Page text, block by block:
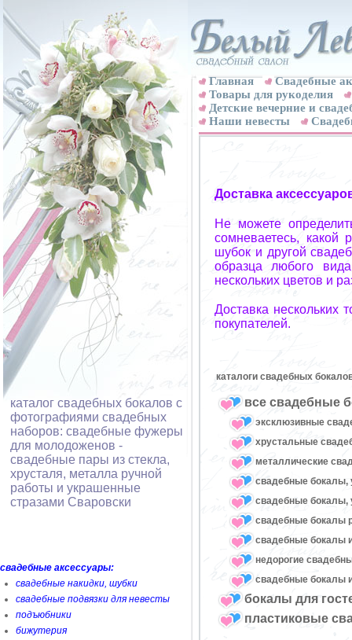
каталог свадебных бокалов с
фотографиями свадебных
наборов: свадебные фужеры
для молодоженов -
свадебные пары из стекла,
хрусталя, металла ручной
работы и украшенные
стразами Сваровски
свадебные аксессуары:
свадебные накидки, шубки
свадебные подвязки для невесты
подъюбники
бижутерия
Главная
Свадебные
Товары для рукоделия
Детские вечерние и
Наши невесты
Доставка
Не можете
сомневаетесь, какой
шубок и другой
образца любого
нескольких цветов и
Доставка нескольких
покупателей.
каталоги свадебных
все свадебные
эксклюзивные
хрустальные
металлические
свадебные бокалы,
свадебные бокалы,
свадебные бокалы
свадебные бокалы
недорогие
свадебные бокалы
бокалы для
пластиковые